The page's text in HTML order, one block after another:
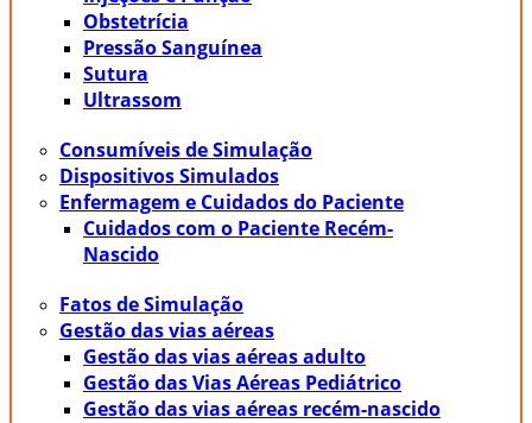
Obstetrícia
Pressão Sanguínea
Sutura
Ultrassom
Consumíveis de Simulação
Dispositivos Simulados
Enfermagem e Cuidados do Paciente
Cuidados com o Paciente Recém-
Nascido
Fatos de Simulação
Gestão das vias aéreas
Gestão das vias aéreas adulto
Gestão das Vias Aéreas Pediátrico
Gestão das vias aéreas recém-nascido